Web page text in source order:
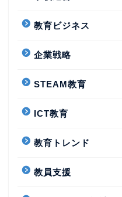
教育ビジネス
企業戦略
STEAM教育
ICT教育
教育トレンド
教員支援